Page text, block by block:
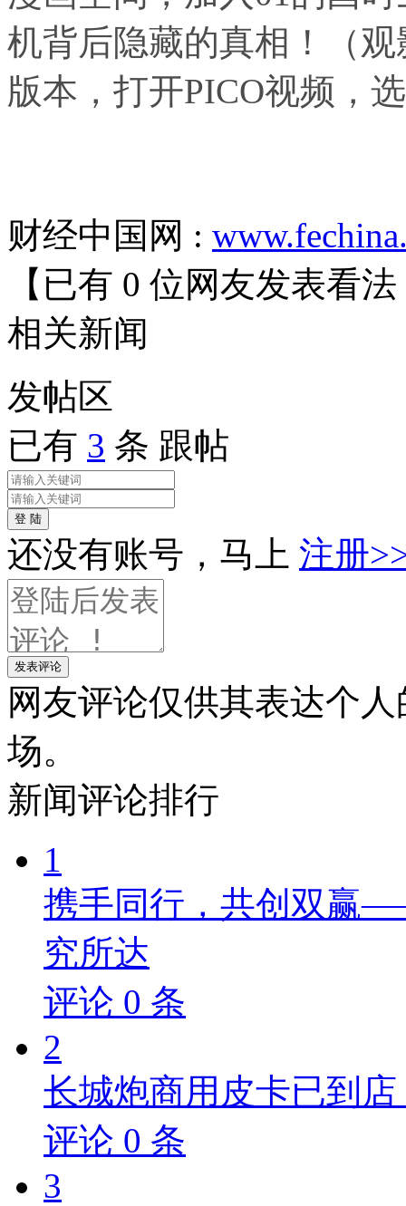
机背后隐藏的真相！（
版本，打开PICO视频，
财经中国网 :
【已有 0 位网友发表看法
相关新闻
发帖区
已有 3 条 跟帖
登 陆
还没有账号，马上 注册
发表评论
网友评论仅供其表达个
场。
新闻评论排行
1
携手同行，共创双赢
究所达
评论 0 条
2
长城炮商用皮卡已到
评论 0 条
3